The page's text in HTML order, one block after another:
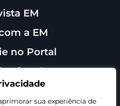
sua experiência de
EM
a EM
no Portal
Nós